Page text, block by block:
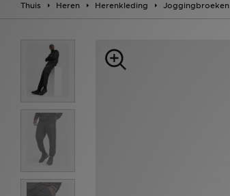
Thuis Heren Herenkleding Joggingbroeken